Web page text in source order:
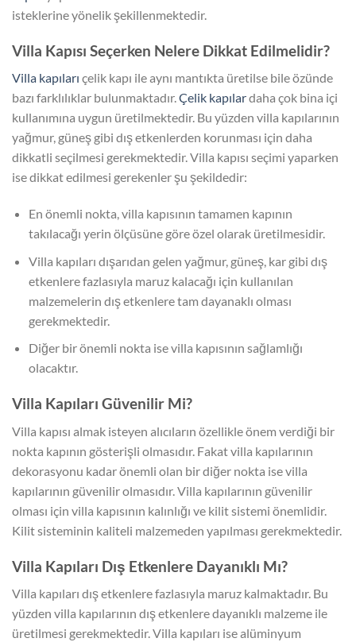
isteklerine yönelik şekillenmektedir.
Villa Kapısı Seçerken Nelere Dikkat Edilmelidir?
Villa kapıları çelik kapı ile aynı mantıkta üretilse bile özünde
bazı farklılıklar bulunmaktadır.Çelik kapılardaha çok bina içi
kullanımına uygun üretilmektedir. Bu yüzden villa kapılarının
yağmur, güneş gibi dış etkenlerden korunması için daha
dikkatli seçilmesi gerekmektedir. Villa kapısı seçimi yaparken
ise dikkat edilmesi gerekenler şu şekildedir:
En önemli nokta, villa kapısının tamamen kapının
takılacağı yerin ölçüsüne göre özel olarak üretilmesidir.
Villa kapıları dışarıdan gelen yağmur, güneş, kar gibi dış
etkenlere fazlasıyla maruz kalacağı için kullanılan
malzemelerin dış etkenlere tam dayanaklı olması
gerekmektedir.
Diğer bir önemli nokta ise villa kapısının sağlamlığı
olacaktır.
Villa Kapıları Güvenilir Mi?
Villa kapısı almak isteyen alıcıların özellikle önem verdiği bir
nokta kapının gösterişli olmasıdır. Fakat villa kapılarının
dekorasyonu kadar önemli olan bir diğer nokta ise villa
kapılarının güvenilir olmasıdır. Villa kapılarının güvenilir
olması için villa kapısının kalınlığı ve kilit sistemi önemlidir.
Kilit sisteminin kaliteli malzemeden yapılması gerekmektedir.
Villa Kapıları Dış Etkenlere Dayanıklı Mı?
Villa kapıları dış etkenlere fazlasıyla maruz kalmaktadır. Bu
yüzden villa kapılarının dış etkenlere dayanıklı malzeme ile
üretilmesi gerekmektedir. Villa kapıları ise alüminyum